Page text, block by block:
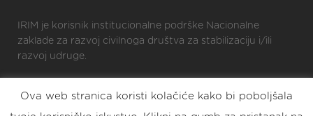
IRIM je korisnik institucionalne podrške Nacionalne
zaklade za razvoj civilnoga društva za stabilizaciju i/ili
razvoj udruge.
Ova web stranica koristi kolačiće kako bi poboljšala